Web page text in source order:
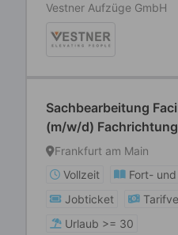
Vestner Aufzüge GmbH
Sachbearbeitung
(m/w/d)
Gebäudemanagement
Frankfurt am Main
Vollzeit
Fort-
Jobticket
Urlaub >= 30